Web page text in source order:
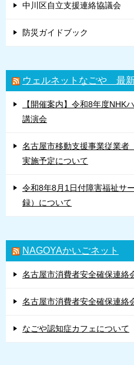
中川区自立支援連絡協議会
防災ガイドブック
ウェルネットなごや 最
【開催案内】令和8年度NHK
講演会
名古屋市移動支援事業従業者
実施予定について
令和8年8月1日付障害福祉サ
録）について
NAGOYAかいごネット
名古屋市消費者安全確保連絡
名古屋市消費者安全確保連絡
なごや認知症カフェについて